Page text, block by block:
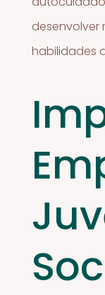
desenvolver
habilidades